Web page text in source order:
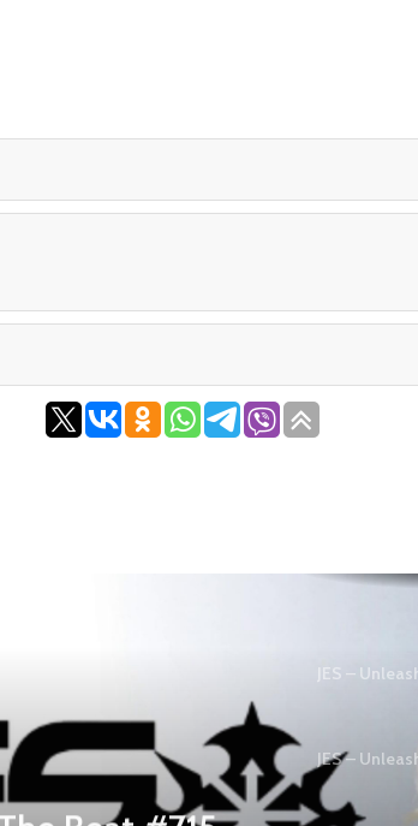
JES –
JES –